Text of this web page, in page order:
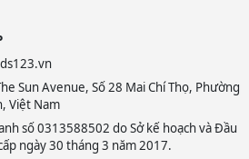
Sun Avenue, Số 28 Mai Chí Thọ, Phường
Việt Nam
số 0313588502 do Sở kế hoạch và Đầu
ngày 30 tháng 3 năm 2017.